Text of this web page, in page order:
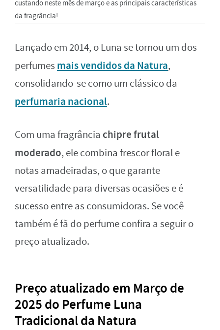
custando neste mês de março e as principais características
da fragrância!
Lançado em 2014, o Luna se tornou um dos
perfumes mais vendidos da Natura,
consolidando-se como um clássico da
perfumaria nacional.
Com uma fragrância chipre frutal
moderado, ele combina frescor floral e
notas amadeiradas, o que garante
versatilidade para diversas ocasiões e é
sucesso entre as consumidoras. Se você
também é fã do perfume confira a seguir o
preço atualizado.
Preço atualizado em Março de
2025 do Perfume Luna
Tradicional da Natura